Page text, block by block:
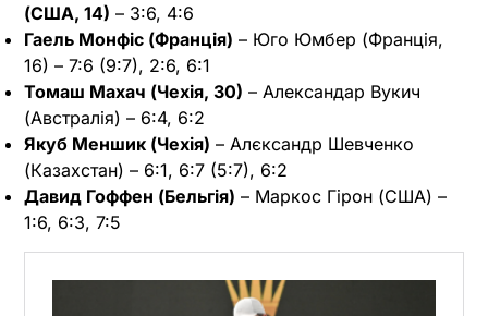
(США, 14) – 3:6, 4:6
Гаель Монфіс (Франція) – Юго Юмбер (Франція,
16) – 7:6 (9:7), 2:6, 6:1
Томаш Махач (Чехія, 30) – Александар Вукич
(Австралія) – 6:4, 6:2
Якуб Меншик (Чехія) – Алєксандр Шевченко
(Казахстан) – 6:1, 6:7 (5:7), 6:2
Давид Гоффен (Бельгія) – Маркос Гірон (США) –
1:6, 6:3, 7:5